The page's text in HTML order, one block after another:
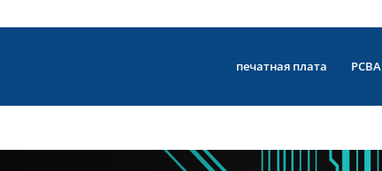
печатная плата PCBA